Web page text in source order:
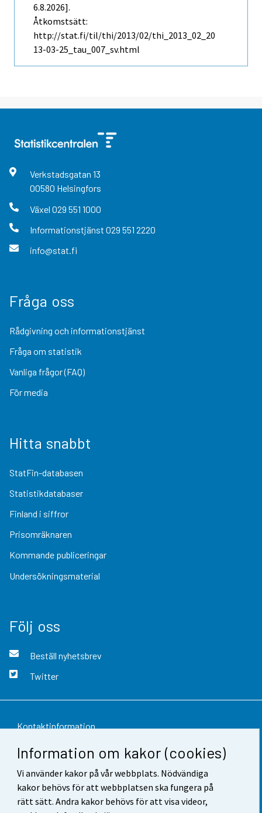
Information om kakor (cookies)
Vi använder kakor på vår webbplats. Nödvändiga
kakor behövs för att webbplatsen ska fungera på
rätt sätt. Andra kakor behövs för att visa videor,
6.8.2026].
Åtkomstsätt:
http://stat.fi/til/thi/2013/02/thi_2013_02_20
13-03-25_tau_007_sv.html
Verkstadsgatan 13
00580 Helsingfors
Växel 029 551 1000
Informationstjänst 029 551 2220
info@stat.fi
Fråga oss
Rådgivning och informationstjänst
Fråga om statistik
Vanliga frågor (FAQ)
För media
Hitta snabbt
StatFin-databasen
Statistikdatabaser
Finland i siffror
Prisomräknaren
Kommande publiceringar
Undersökningsmaterial
Följ oss
Beställ nyhetsbrev
Twitter
Kontaktinformation
Respons
Användarvillkor
Dataskydd